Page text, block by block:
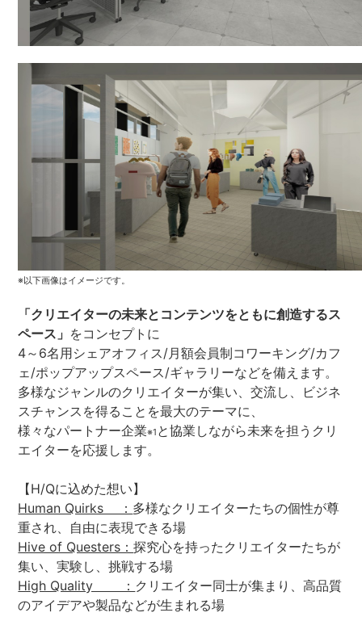
※以下画像はイメージです。
「クリエイターの未来とコンテンツをともに創造するス
ペース」 をコンセプトに
4～6名用シェアオフィス/月額会員制コワーキング/カフ
ェ/ポップアップスペース/ギャラリーなどを備えます。
多様なジャンルのクリエイターが集い、交流し、ビジネ
スチャンスを得ることを最大のテーマに、
様々なパートナー企業※1 と協業しながら未来を担うクリ
エイターを応援します。
【H/Qに込めた想い】
Human Quirks ： 多様なクリエイターたちの個性が尊
重され、自由に表現できる場
Hive of Questers：探究心を持ったクリエイターたちが
集い、実験し、挑戦する場
High Quality ： クリエイター同士が集まり、高品質
のアイデアや製品などが生まれる場